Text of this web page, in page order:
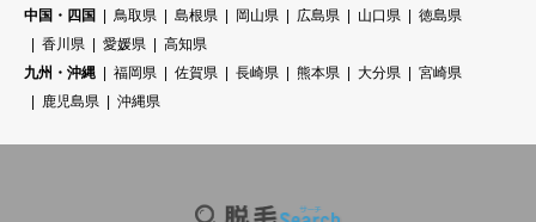
中国・四国
鳥取県 島根県 岡山県 広島県 山口県
徳島県
香川県
愛媛県
高知県
九州・沖縄
福岡県 佐賀県 長崎県 熊本県 大分県
宮崎県
鹿児島県
沖縄県